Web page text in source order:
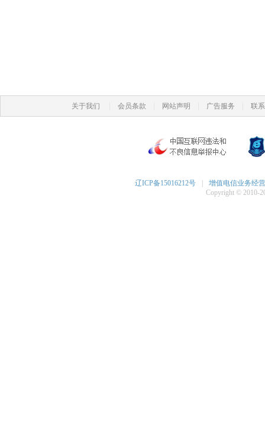
关于我们 会员条款 网站声明 广告服务 联
辽ICP备15016212号
增值电信业务经
Copyright © 2010-